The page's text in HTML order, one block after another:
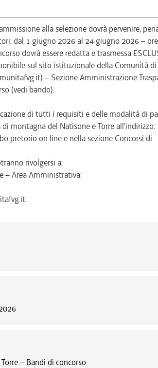
alla selezione dovrà pervenire,
dal 1 giugno 2026 al 24 giugno 2026 –
dovrà essere redatta e trasmessa
sul sito istituzionale della Comunità
– Sezione Amministrazione
(vedi bando).
di tutti i requisiti e delle modalità di
montagna del Natisone e Torre all’indirizzo:
pretorio on line e nella sezione Concorsi di
rivolgersi a:
– Area Amministrativa:
– Bandi di concorso